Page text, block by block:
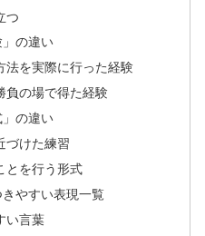
つ
」の違い
法を実際に行った経験
負の場で得た経験
」の違い
づけた練習
とを行う形式
きやすい表現一覧
い言葉